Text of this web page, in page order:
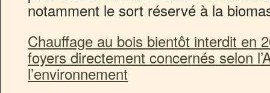
notamment le sort réservé à la
Chauffage au bois bientôt interdit en
foyers directement concernés selon
l’environnement